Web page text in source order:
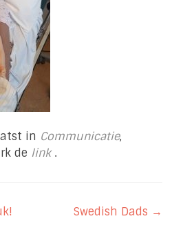
in Communicatie,
de link .
Swedish Dads →